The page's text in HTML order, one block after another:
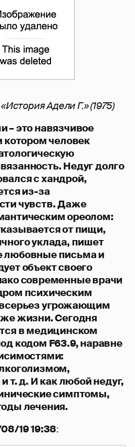
Адели Г.» (1975)
– это навязчивое
котором человек
Недуг долго
с хандрой,
из-за
чувств. Даже
ореолом:
от пищи,
уклада, пишет
любовные письма и
объект своего
современные врачи
психическим
угрожающим
жизни. Сегодня
в медицинском
кодом F63.9, наравне
т. д. И как любой недуг,
симптомы,
лечения.
19 19:38: